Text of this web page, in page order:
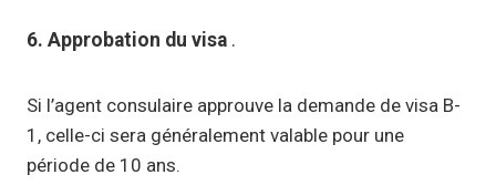
6. Approbation du visa .
Si l’agent consulaire approuve la demande de visa B-
1, celle-ci sera généralement valable pour une
période de 10 ans.